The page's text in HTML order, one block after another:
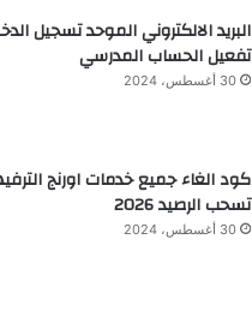
البريد الالكتروني الموحد تسجيل
تفعيل الحساب المدرسي
30 أغسطس، 2024
كود الغاء جميع خدمات اورنج
تسحب الرصيد 2026
30 أغسطس، 2024